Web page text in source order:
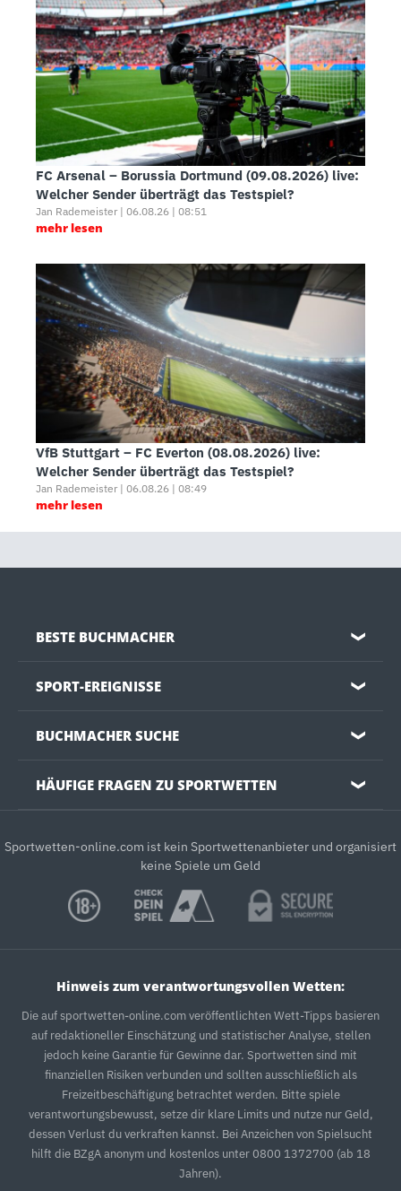
FC Arsenal – Borussia Dortmund (09.08.2026) live:
Welcher Sender überträgt das Testspiel?
Jan Rademeister | 06.08.26 | 08:51
mehr lesen
VfB Stuttgart – FC Everton (08.08.2026) live:
Welcher Sender überträgt das Testspiel?
Jan Rademeister | 06.08.26 | 08:49
mehr lesen
BESTE BUCHMACHER ❯
SPORT-EREIGNISSE ❯
BUCHMACHER SUCHE ❯
HÄUFIGE FRAGEN ZU SPORTWETTEN ❯
Sportwetten-online.com ist kein Sportwettenanbieter und organisiert
keine Spiele um Geld
Hinweis zum verantwortungsvollen Wetten:
Die auf sportwetten-online.com veröffentlichten Wett-Tipps basieren
auf redaktioneller Einschätzung und statistischer Analyse, stellen
jedoch keine Garantie für Gewinne dar. Sportwetten sind mit
finanziellen Risiken verbunden und sollten ausschließlich als
Freizeitbeschäftigung betrachtet werden. Bitte spiele
verantwortungsbewusst, setze dir klare Limits und nutze nur Geld,
dessen Verlust du verkraften kannst. Bei Anzeichen von Spielsucht
hilft die BZgA anonym und kostenlos unter 0800 1372700 (ab 18
Jahren).